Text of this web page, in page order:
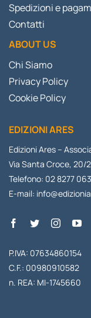
Spedizioni e
Contatti
ABOUT US
Chi Siamo
Privacy Policy
Cookie Policy
EDIZIONI ARES
Edizioni Ares –
Via Santa Croce, 20/
Telefono: 02 8277
E-mail:
P.IVA: 07634860154
C.F.: 00980910582
n. REA: MI-1745660